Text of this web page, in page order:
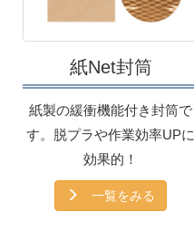
紙Net封筒
紙製の緩衝機能付き封筒で
す。 脱プラや作業効率UPに
効果的！
一覧をみる